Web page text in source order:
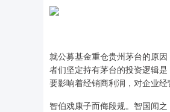
就公募基金重仓贵州茅台的原
者们坚定持有茅台的投资逻辑
要影响着经销商利润，对企业经
智伯戏康子而侮段规。智国闻